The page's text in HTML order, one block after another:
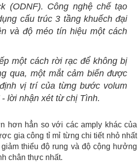
(ODNF). Công nghệ chế tạo
cấu trúc 3 tầng khuếch đại
và độ méo tín hiệu một cách
một cách rời rạc để không bị
qua, một mắt cảm biến được
vị trí của từng bước volum
lời nhận xét từ chị Tình.
hơn hẳn so với các amply khác của
gia công tỉ mỉ từng chi tiết nhỏ nhất
thiểu độ rung và độ cộng hưởng
chân thực nhất.